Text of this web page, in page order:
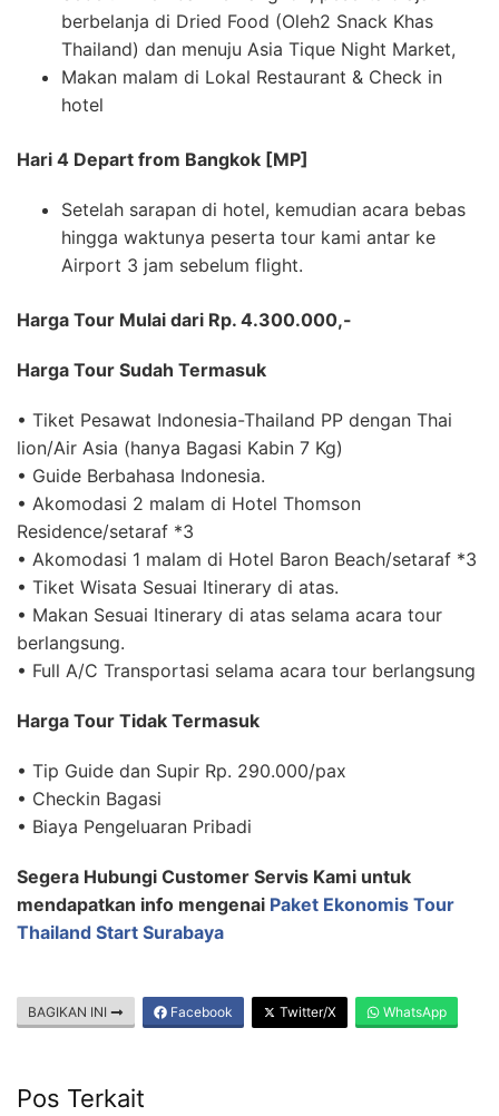
berbelanja di Dried Food (Oleh2 Snack Khas
Thailand) dan menuju Asia Tique Night Market,
Makan malam di Lokal Restaurant & Check in
hotel
Hari 4 Depart from Bangkok [MP]
Setelah sarapan di hotel, kemudian acara bebas
hingga waktunya peserta tour kami antar ke
Airport 3 jam sebelum flight.
Harga Tour Mulai dari Rp. 4.300.000,-
Harga Tour Sudah Termasuk
• Tiket Pesawat Indonesia-Thailand PP dengan Thai
lion/Air Asia (hanya Bagasi Kabin 7 Kg)
• Guide Berbahasa Indonesia.
• Akomodasi 2 malam di Hotel Thomson
Residence/setaraf *3
• Akomodasi 1 malam di Hotel Baron Beach/setaraf *3
• Tiket Wisata Sesuai Itinerary di atas.
• Makan Sesuai Itinerary di atas selama acara tour
berlangsung.
• Full A/C Transportasi selama acara tour berlangsung
Harga Tour Tidak Termasuk
• Tip Guide dan Supir Rp. 290.000/pax
• Checkin Bagasi
• Biaya Pengeluaran Pribadi
Segera Hubungi Customer Servis Kami untuk
mendapatkan info mengenai Paket Ekonomis Tour
Thailand Start Surabaya
BAGIKAN INI Facebook Twitter/X WhatsApp
Pos Terkait